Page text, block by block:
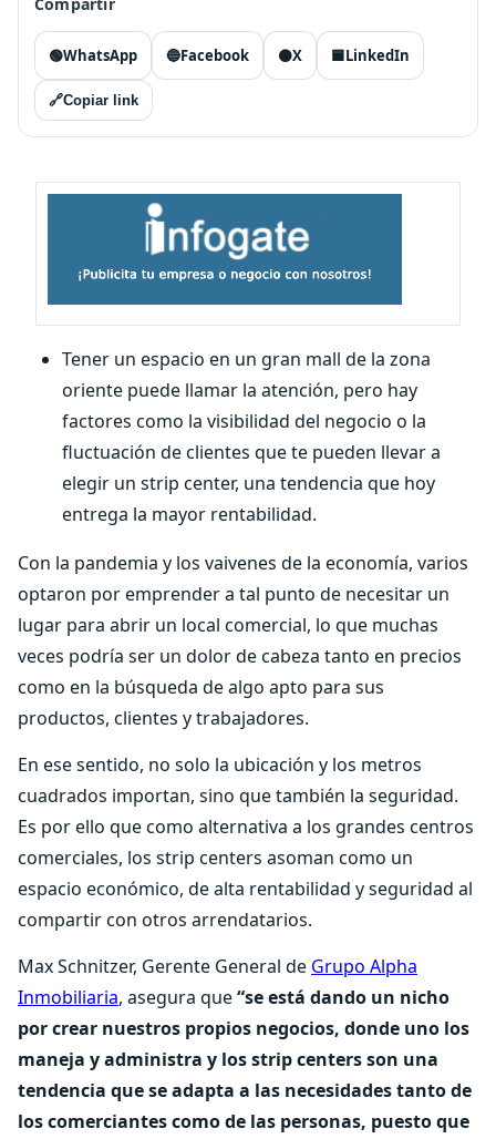
🟢WhatsApp 🔵Facebook ⚫X 🟦LinkedIn
🔗Copiar link
Tener un espacio en un gran mall de la zona
oriente puede llamar la atención, pero hay
factores como la visibilidad del negocio o la
fluctuación de clientes que te pueden llevar a
elegir un strip center, una tendencia que hoy
entrega la mayor rentabilidad.
Con la pandemia y los vaivenes de la economía, varios
optaron por emprender a tal punto de necesitar un
lugar para abrir un local comercial, lo que muchas
veces podría ser un dolor de cabeza tanto en precios
como en la búsqueda de algo apto para sus
productos, clientes y trabajadores.
En ese sentido, no solo la ubicación y los metros
cuadrados importan, sino que también la seguridad.
Es por ello que como alternativa a los grandes centros
comerciales, los strip centers asoman como un
espacio económico, de alta rentabilidad y seguridad al
compartir con otros arrendatarios.
Max Schnitzer, Gerente General de Grupo Alpha
Inmobiliaria, asegura que“se está dando un nicho
por crear nuestros propios negocios, donde uno los
maneja y administra y los strip centers son una
tendencia que se adapta a las necesidades tanto de
los comerciantes como de las personas, puesto que